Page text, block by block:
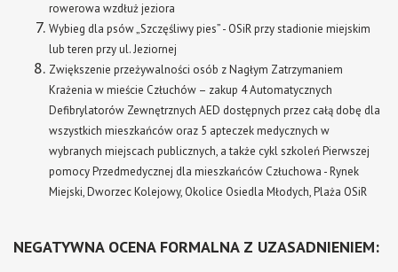
rowerowa wzdłuż jeziora
Wybieg dla psów „Szczęśliwy pies” - OSiR przy stadionie miejskim
lub teren przy ul. Jeziornej
Zwiększenie przeżywalności osób z Nagłym Zatrzymaniem
Krażenia w mieście Człuchów – zakup 4 Automatycznych
Defibrylatorów Zewnętrznych AED dostępnych przez całą dobę dla
wszystkich mieszkańców oraz 5 apteczek medycznych w
wybranych miejscach publicznych, a także cykl szkoleń Pierwszej
pomocy Przedmedycznej dla mieszkańców Człuchowa - Rynek
Miejski, Dworzec Kolejowy, Okolice Osiedla Młodych, Plaża OSiR
NEGATYWNA OCENA FORMALNA Z UZASADNIENIEM: